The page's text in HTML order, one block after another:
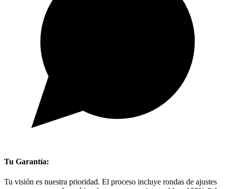
Tu Garantía:
Tu visión es nuestra prioridad. El proceso incluye rondas de ajustes